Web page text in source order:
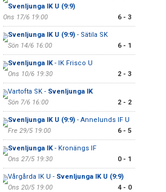
Svenljunga IK U (9:9)
Ons 17/6 19:00
6 - 3
Svenljunga IK U (9:9)- Sätila SK
Sön 14/6 16:00
6 - 1
Svenljunga IK- IK Frisco U
Ons 10/6 19:30
2 - 3
Vartofta SK - Svenljunga IK
Sön 7/6 16:00
2 - 2
Svenljunga IK U (9:9)- Annelunds IF U
Fre 29/5 19:00
6 - 5
Svenljunga IK- Kronängs IF
Ons 27/5 19:30
0 - 1
Vårgårda IK U - Svenljunga IK U (9:9)
Ons 20/5 19:00
4 - 0